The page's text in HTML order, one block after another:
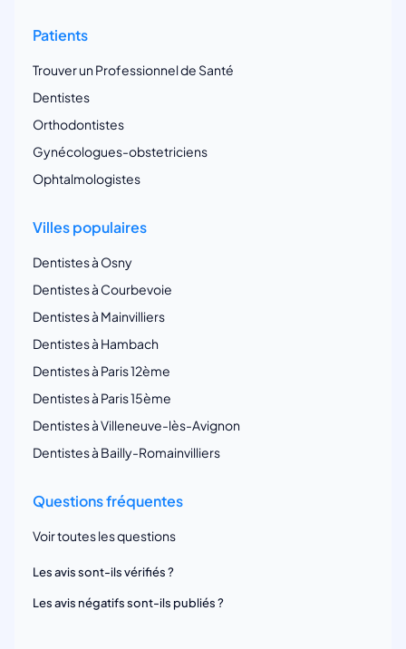
Patients
Trouver un Professionnel de Santé
Dentistes
Orthodontistes
Gynécologues-obstetriciens
Ophtalmologistes
Villes populaires
Dentistes à Osny
Dentistes à Courbevoie
Dentistes à Mainvilliers
Dentistes à Hambach
Dentistes à Paris 12ème
Dentistes à Paris 15ème
Dentistes à Villeneuve-lès-Avignon
Dentistes à Bailly-Romainvilliers
Questions fréquentes
Voir toutes les questions
Les avis sont-ils vérifiés ?
Les avis négatifs sont-ils publiés ?